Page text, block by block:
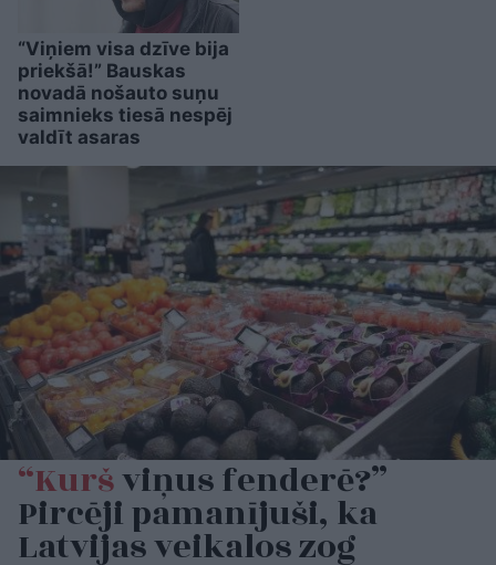
“Viņiem visa dzīve bija
priekšā!” Bauskas
novadā nošauto suņu
saimnieks tiesā nespēj
valdīt asaras
“Kuršviņus fenderē?”
Pircēji pamanījuši, ka
Latvijas veikalos zog